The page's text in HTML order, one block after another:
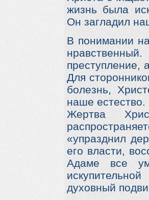
жизнь была
Он загладил
В понимании
преступление,
Для
болезнь,
наше
Жертва
«упразднил
его власти,
Адаме все
духовный